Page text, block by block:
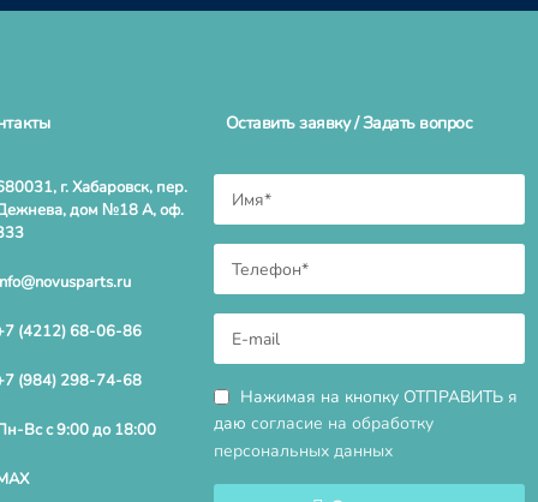
г. Хабаровск, пер.
дом №18 А, оф.
(4212) 68-06-86
(984) 298-74-68
Вс с 9:00 до 18:00
Оставить заявку / Задать вопрос
Нажимая на кнопку ОТПРАВИТЬ я
даю согласие на обработку
персональных данных